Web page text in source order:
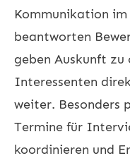
Kommunikation
beantworten
geben Auskunft zu
Interessenten
weiter. Besonders
Termine für
koordinieren und